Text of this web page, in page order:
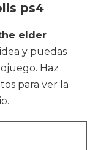
ps4
elder
y puedas
Haz
para ver la